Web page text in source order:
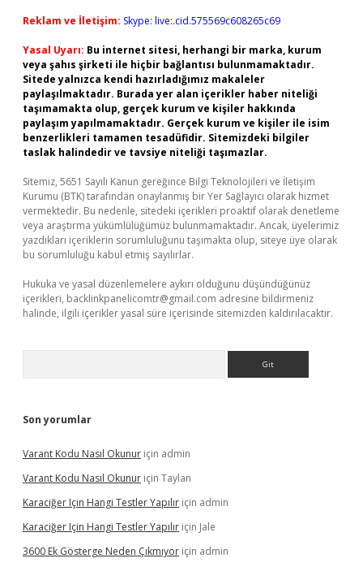
Reklam ve İletişim: Skype: live:.cid.575569c608265c69
Yasal Uyarı: Bu internet sitesi, herhangi bir marka, kurum
veya şahıs şirketi ile hiçbir bağlantısı bulunmamaktadır.
Sitede yalnızca kendi hazırladığımız makaleler
paylaşılmaktadır. Burada yer alan içerikler haber niteliği
taşımamakta olup, gerçek kurum ve kişiler hakkında
paylaşım yapılmamaktadır. Gerçek kurum ve kişiler ile isim
benzerlikleri tamamen tesadüfidir. Sitemizdeki bilgiler
taslak halindedir ve tavsiye niteliği taşımazlar.
Sitemiz, 5651 Sayılı Kanun gereğince Bilgi Teknolojileri ve İletişim
Kurumu (BTK) tarafından onaylanmış bir Yer Sağlayıcı olarak hizmet
vermektedir. Bu nedenle, sitedeki içerikleri proaktif olarak denetleme
veya araştırma yükümlülüğümüz bulunmamaktadır. Ancak, üyelerimiz
yazdıkları içeriklerin sorumluluğunu taşımakta olup, siteye üye olarak
bu sorumluluğu kabul etmiş sayılırlar.
Hukuka ve yasal düzenlemelere aykırı olduğunu düşündüğünüz
içerikleri, backlinkpanelicomtr@gmail.com adresine bildirmeniz
halinde, ilgili içerikler yasal süre içerisinde sitemizden kaldırılacaktır.
Son yorumlar
Varant Kodu Nasıl Okunur için admin
Varant Kodu Nasıl Okunur için Taylan
Karaciğer Için Hangi Testler Yapılır için admin
Karaciğer Için Hangi Testler Yapılır için Jale
3600 Ek Gösterge Neden Çıkmıyor için admin